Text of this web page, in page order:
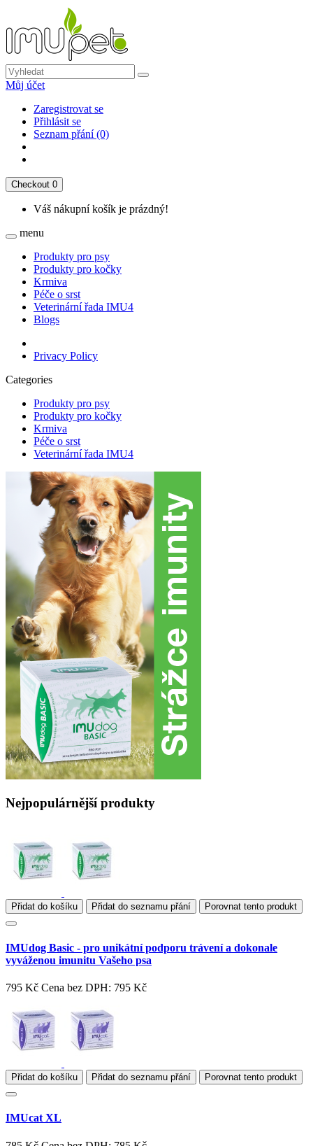
Můj účet
Zaregistrovat se
Přihlásit se
Seznam přání (0)
Checkout 0
Váš nákupní košík je prázdný!
menu
Produkty pro psy
Produkty pro kočky
Krmiva
Péče o srst
Veterinární řada IMU4
Blogs
Privacy Policy
Categories
Produkty pro psy
Produkty pro kočky
Krmiva
Péče o srst
Veterinární řada IMU4
Nejpopulárnější produkty
Přidat do košíku Přidat do seznamu přání Porovnat tento produkt
IMUdog Basic - pro unikátní podporu trávení a dokonale
vyváženou imunitu Vašeho psa
795 Kč Cena bez DPH: 795 Kč
Přidat do košíku Přidat do seznamu přání Porovnat tento produkt
IMUcat XL